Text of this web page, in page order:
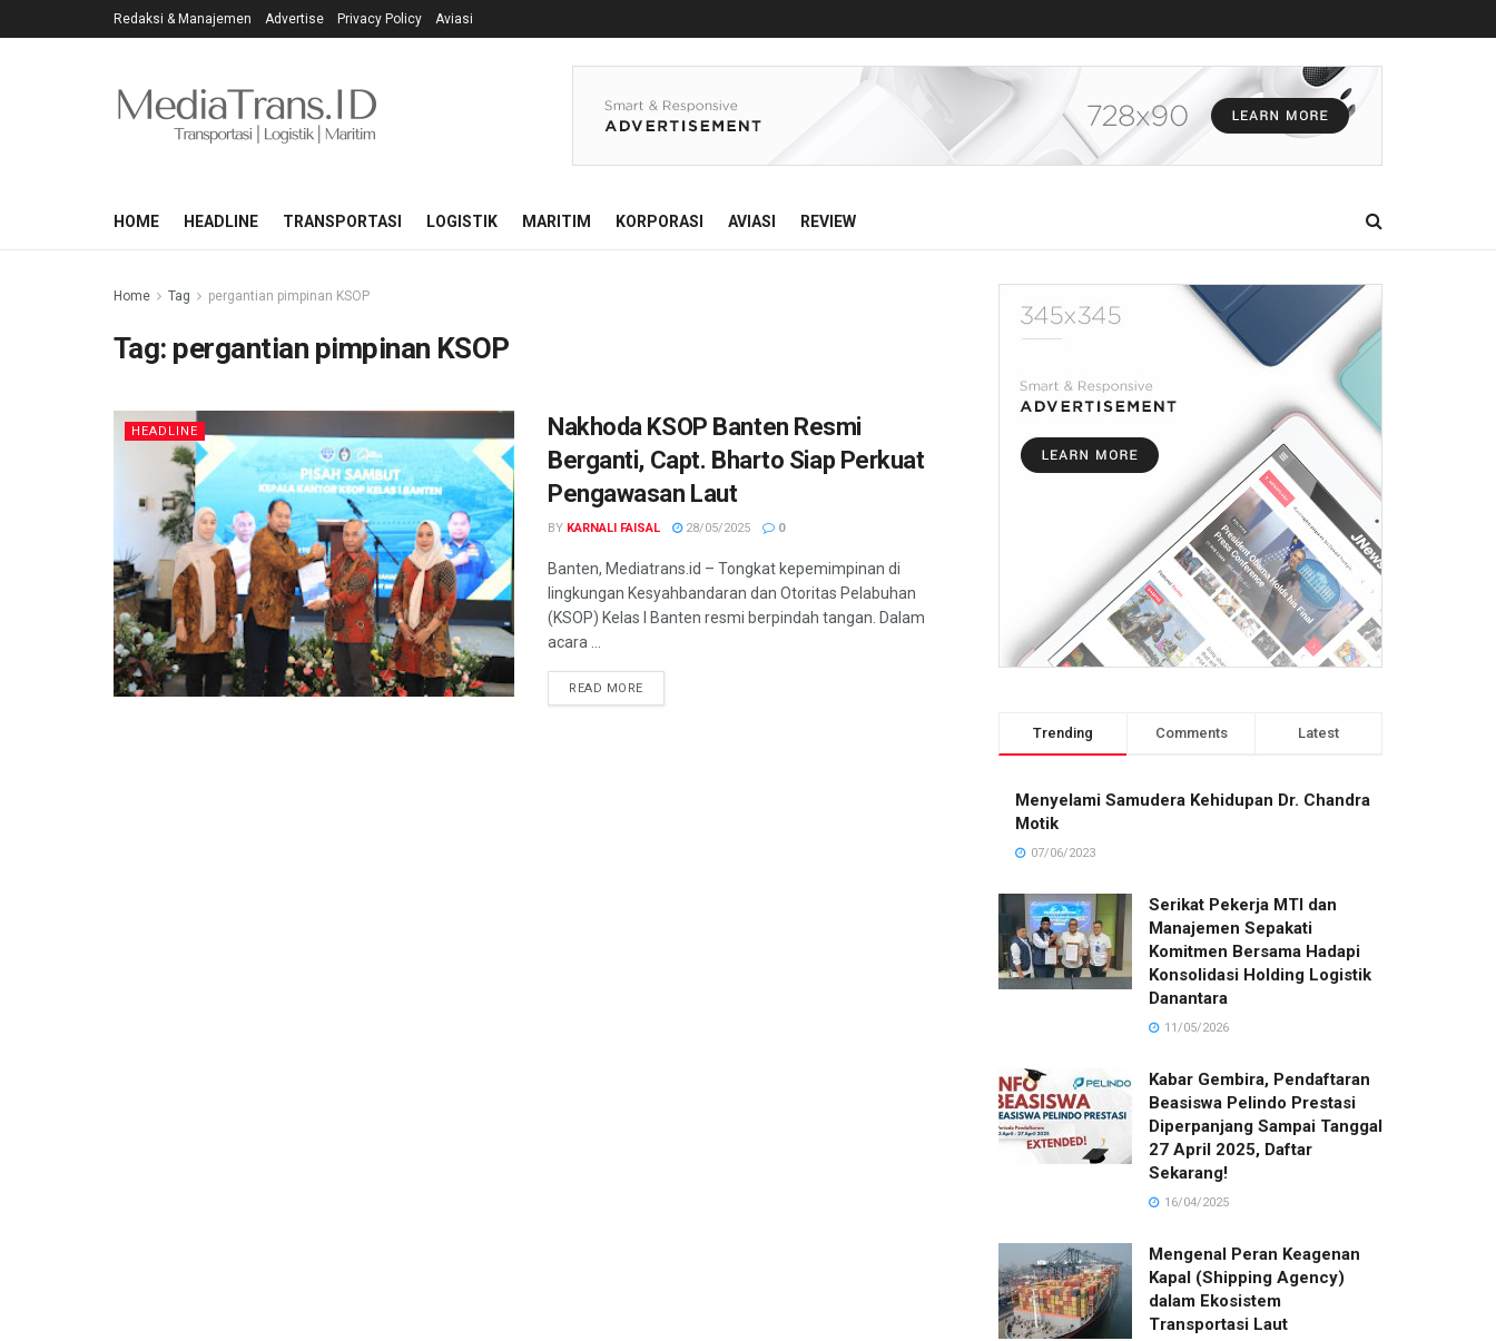
Redaksi & Manajemen Advertise Privacy Policy Aviasi
HOME HEADLINE TRANSPORTASI LOGISTIK MARITIM KORPORASI AVIASI REVIEW
Home Tag pergantian pimpinan KSOP
Tag: pergantian pimpinan KSOP
HEADLINE
Nakhoda KSOP Banten Resmi
Berganti, Capt. Bharto Siap Perkuat
Pengawasan Laut
BY KARNALI FAISAL 28/05/2025 0
Banten, Mediatrans.id – Tongkat kepemimpinan di
lingkungan Kesyahbandaran dan Otoritas Pelabuhan
(KSOP) Kelas I Banten resmi berpindah tangan. Dalam
acara ...
READ MORE
Trending Comments Latest
Menyelami Samudera Kehidupan Dr. Chandra
Motik
07/06/2023
Serikat Pekerja MTI dan
Manajemen Sepakati
Komitmen Bersama Hadapi
Konsolidasi Holding Logistik
Danantara
11/05/2026
Kabar Gembira, Pendaftaran
Beasiswa Pelindo Prestasi
Diperpanjang Sampai Tanggal
27 April 2025, Daftar
Sekarang!
16/04/2025
Mengenal Peran Keagenan
Kapal (Shipping Agency)
dalam Ekosistem
Transportasi Laut